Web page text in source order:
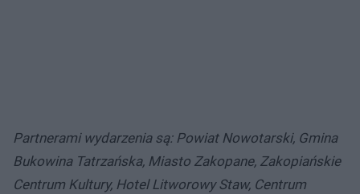
Partnerami wydarzenia są: Powiat Nowotarski, Gmina
Bukowina Tatrzańska, Miasto Zakopane, Zakopiańskie
Centrum Kultury, Hotel Litworowy Staw, Centrum